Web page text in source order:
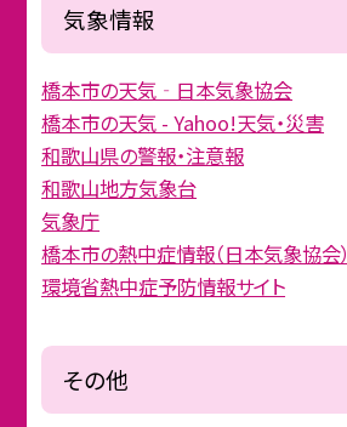
気象情報
橋本市の天気‐日本気象協会
橋本市の天気 - Yahoo!天気・災害
和歌山県の警報・注意報
和歌山地方気象台
気象庁
橋本市の熱中症情報（日本気象協会）
環境省熱中症予防情報サイト
その他